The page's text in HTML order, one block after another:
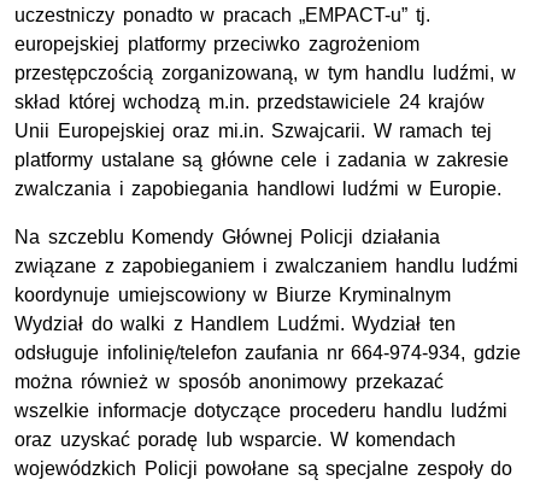
uczestniczy ponadto w pracach „EMPACT-u” tj.
europejskiej platformy przeciwko zagrożeniom
przestępczością zorganizowaną, w tym handlu ludźmi, w
skład której wchodzą m.in. przedstawiciele 24 krajów
Unii Europejskiej oraz mi.in. Szwajcarii. W ramach tej
platformy ustalane są główne cele i zadania w zakresie
zwalczania i zapobiegania handlowi ludźmi w Europie.
Na szczeblu Komendy Głównej Policji działania
związane z zapobieganiem i zwalczaniem handlu ludźmi
koordynuje umiejscowiony w Biurze Kryminalnym
Wydział do walki z Handlem Ludźmi. Wydział ten
odsługuje infolinię/telefon zaufania nr 664-974-934, gdzie
można również w sposób anonimowy przekazać
wszelkie informacje dotyczące procederu handlu ludźmi
oraz uzyskać poradę lub wsparcie. W komendach
wojewódzkich Policji powołane są specjalne zespoły do